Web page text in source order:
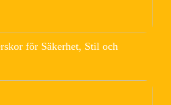
för Säkerhet, Stil och